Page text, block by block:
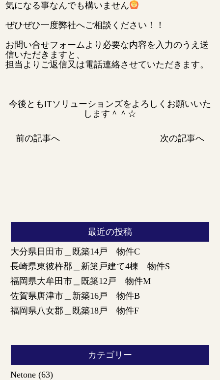
気になる事なんでも構いません
ぜひぜひ一度弊社へご相談ください！！
お問い合せフォームより必要な内容を入力のうえ送
信いただきますと、
担当よりご返信又は電話連絡させていただきます。
今後ともITソリューションズをよろしくお願いいた
します＾＾☆
前の記事へ 次の記事へ
最近の投稿
大分県日田市＿既築14戸 物件C
長崎県東彼杵郡＿新築戸建て4棟 物件S
福岡県大牟田市＿既築12戸 物件M
佐賀県唐津市＿新築16戸 物件B
福岡県八女郡＿既築18戸 物件F
カテゴリー
Netone (63)